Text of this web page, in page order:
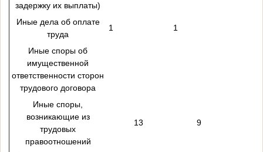
задержку их выплаты)
Иные дела об оплате
труда
1 1
Иные споры об
имущественной
ответственности сторон
трудового договора
Иные споры,
возникающие из
трудовых
правоотношений
13 9